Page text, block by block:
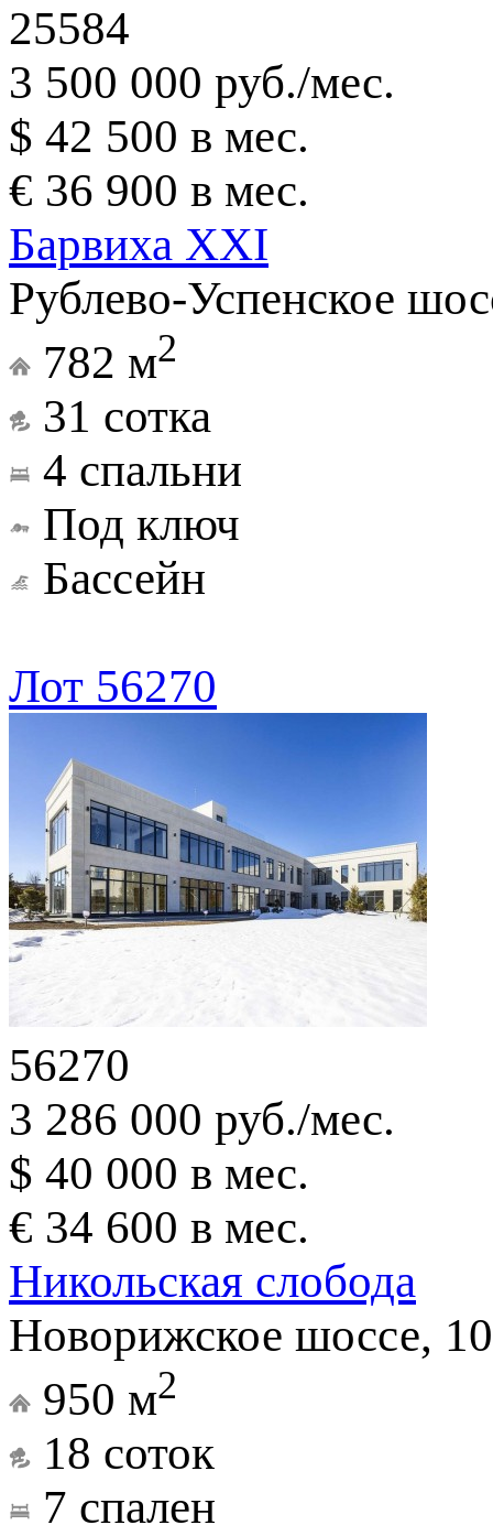
25584
3 500 000 руб./мес.
$ 42 500 в мес.
€ 36 900 в мес.
Барвиха XXI
Рублево-Успенское
782 м2
31 сотка
4 спальни
Под ключ
Бассейн
Лот 56270
56270
3 286 000 руб./мес.
$ 40 000 в мес.
€ 34 600 в мес.
Никольская слобода
Новорижское шоссе,
950 м2
18 соток
7 спален